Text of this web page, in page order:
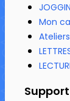
Mon
Support